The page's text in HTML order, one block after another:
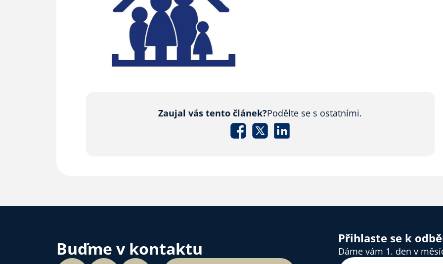
Zaujal vás tento článek?Podělte se s ostatními.
Buďme v kontaktu
Přihlaste se k
Dáme vám 1. den v